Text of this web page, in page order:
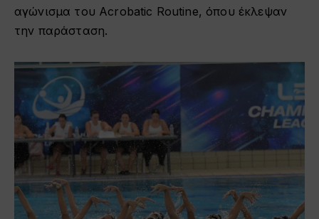
αγώνισμα του Acrobatic Routine, όπου έκλεψαν
την παράσταση.